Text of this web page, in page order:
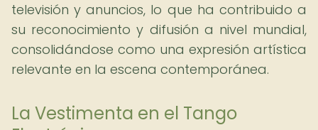
televisión y anuncios, lo que ha contribuido a
su reconocimiento y difusión a nivel mundial,
consolidándose como una expresión artística
relevante en la escena contemporánea.
La Vestimenta en el Tango